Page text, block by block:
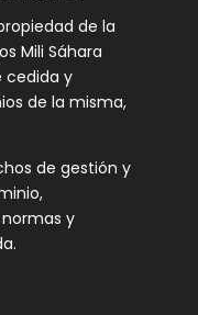
de la
Mili Sáhara
cedida y
de la misma,
de gestión y
y